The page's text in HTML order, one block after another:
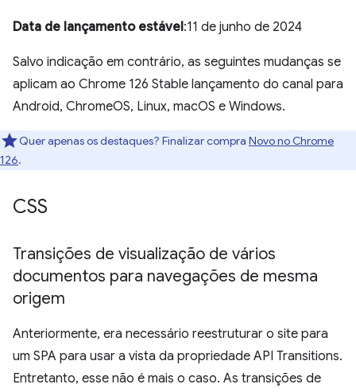
Data de lançamento estável:11 de junho de 2024
Salvo indicação em contrário, as seguintes mudanças se
aplicam ao Chrome 126 Stable lançamento do canal para
Android, ChromeOS, Linux, macOS e Windows.
Quer apenas os destaques? Finalizar compra Novo no Chrome
126.
CSS
Transições de visualização de vários
documentos para navegações de mesma
origem
Anteriormente, era necessário reestruturar o site para
um SPA para usar a vista da propriedade API Transitions.
Entretanto, esse não é mais o caso. As transições de